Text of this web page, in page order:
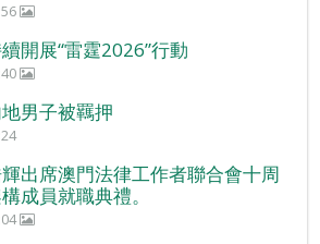
開展“雷霆2026”行動
男子被羈押
出席澳門法律工作者聯合會十周
成員就職典禮。